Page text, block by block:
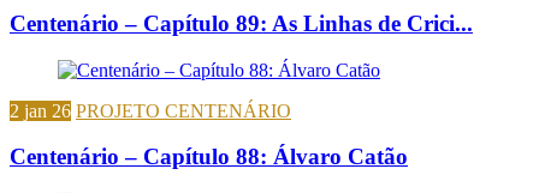
Centenário – Capítulo 89: As Linhas de Crici...
2 jan 26 PROJETO CENTENÁRIO
Centenário – Capítulo 88: Álvaro Catão